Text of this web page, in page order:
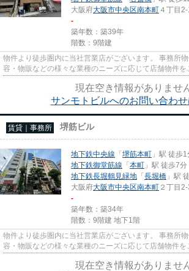
大阪府大阪市中央区南本町 ４丁目
-
築年数：築39年
階数：9階建
物件より徒歩圏内に当社営業店がございます。 事務所
容・物販などの様々な業種のニーズに応じて店舗物件を
尚、弊社ではおとり広告は一切...
現在空き情報がありませ
サンモトビルへのお問い合わ
賃貸｜事務所 堺筋ビル
地下鉄中央線 「堺筋本町 」駅 徒歩1
地下鉄御堂筋線 「本町 」駅 徒歩7分
地下鉄長堀鶴見緑地 「長堀橋 」駅
大阪府大阪市中央区南本町 ２丁目2-
-
築年数：築34年
階数：9階建 地下1階
物件より徒歩圏内に当社営業店がございます。 事務所
容・物販などの様々な業種のニーズに応じて店舗物件を
尚、弊社ではおとり広告は一切...
現在空き情報がありませ